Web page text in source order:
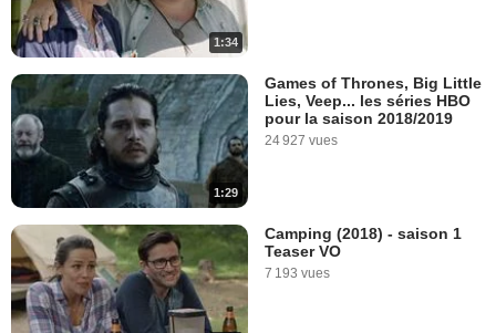
1:34
1:29
Games of Thrones, Big Little
Lies, Veep... les séries HBO
pour la saison 2018/2019
24 927 vues
Camping (2018) - saison 1
Teaser VO
7 193 vues